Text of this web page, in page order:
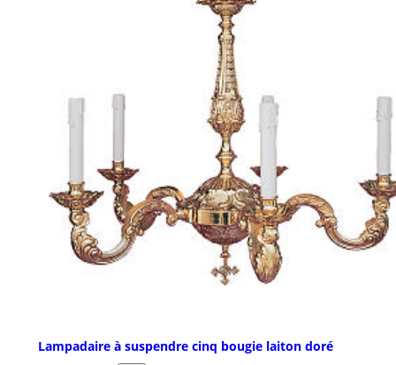
Lampadaire à suspendre cinq bougie laiton doré